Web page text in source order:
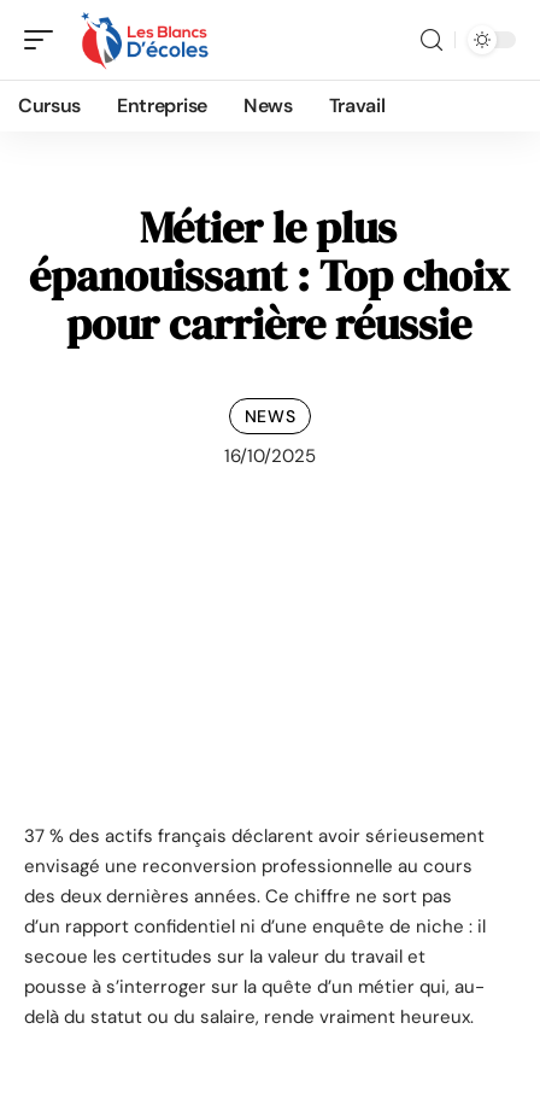
Cursus Entreprise News Travail
Métier le plus
épanouissant : Top choix
pour carrière réussie
NEWS
16/10/2025
37 % des actifs français déclarent avoir sérieusement
envisagé une reconversion professionnelle au cours
des deux dernières années. Ce chiffre ne sort pas
d’un rapport confidentiel ni d’une enquête de niche : il
secoue les certitudes sur la valeur du travail et
pousse à s’interroger sur la quête d’un métier qui, au-
delà du statut ou du salaire, rende vraiment heureux.